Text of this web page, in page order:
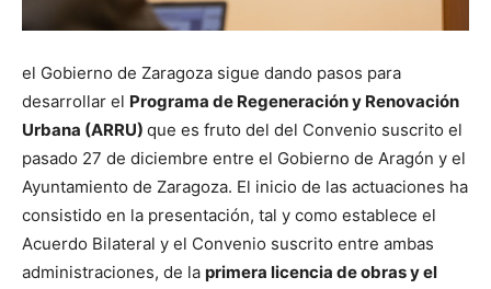
el Gobierno de Zaragoza sigue dando pasos para
desarrollar el Programa de Regeneración y Renovación
Urbana (ARRU) que es fruto del del Convenio suscrito el
pasado 27 de diciembre entre el Gobierno de Aragón y el
Ayuntamiento de Zaragoza. El inicio de las actuaciones ha
consistido en la presentación, tal y como establece el
Acuerdo Bilateral y el Convenio suscrito entre ambas
administraciones, de la primera licencia de obras y el